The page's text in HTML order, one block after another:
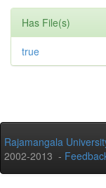
Has File(s)
true
Rajamangala
2002-2013 -